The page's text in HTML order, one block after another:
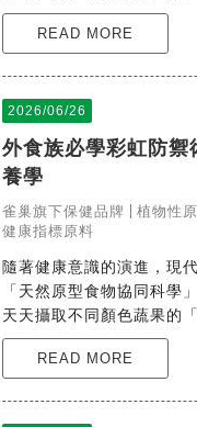
READ MORE
2026/06/26
外食族必學彩虹防
養學
雀巢旗下保健品牌 植物性
健康指標原料
隨著健康意識的演進，現
「天然原型食物協同科學
天天攝取不同顏色蔬果的
READ MORE